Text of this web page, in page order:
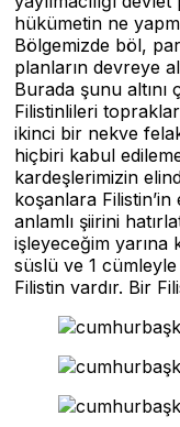
hükümetin ne
Bölgemizde böl,
planların devreye
Burada şunu
Filistinlileri
ikinci bir nekve
hiçbiri kabul
kardeşlerimizin
koşanlara
anlamlı şiirini
işleyeceğim
süslü ve 1
Filistin vardır. Bir